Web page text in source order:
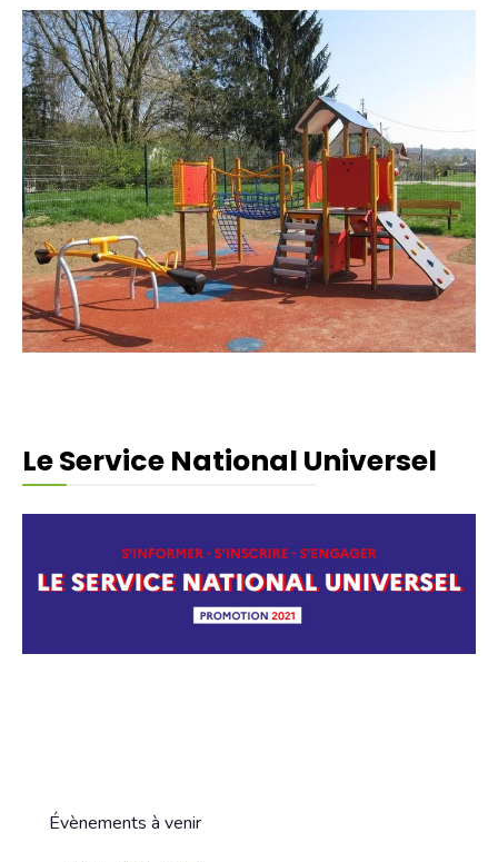
Le Service National Universel
Évènements à venir